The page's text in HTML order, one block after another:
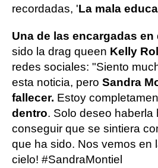
recordadas, 'La mala
Una de las encargadas
sido la drag queen Kelly
redes sociales: "Siento
esta noticia, pero Sandra
fallecer. Estoy
dentro. Solo deseo haberla
conseguir que se sintiera
que ha sido. Nos vemos en
cielo! #SandraMontiel